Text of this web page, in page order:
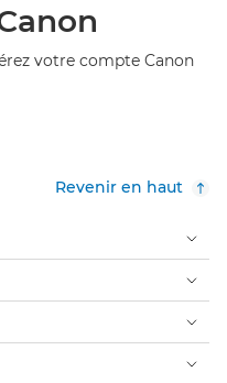
votre compte Canon
Revenir en haut